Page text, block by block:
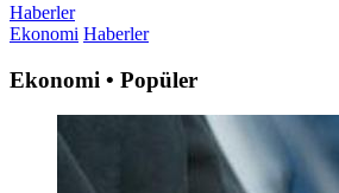
Haberler
Ekonomi Haberler
Ekonomi • Popüler